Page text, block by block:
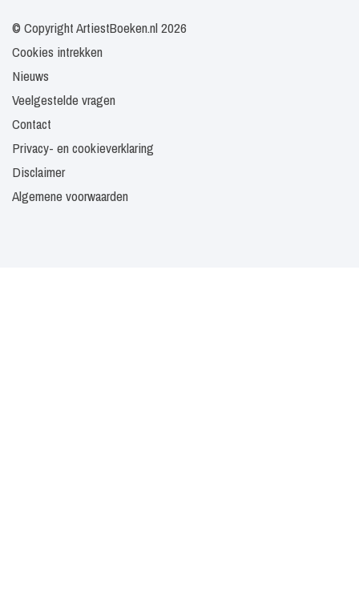
© Copyright ArtiestBoeken.nl 2026
Cookies intrekken
Nieuws
Veelgestelde vragen
Contact
Privacy- en cookieverklaring
Disclaimer
Algemene voorwaarden